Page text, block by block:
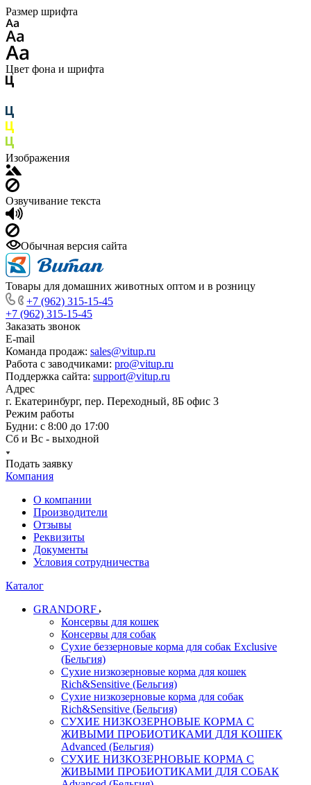
Размер шрифта
Цвет фона и шрифта
Изображения
Озвучивание текста
Обычная версия сайта
Товары для домашних животных оптом и в розницу
+7 (962) 315-15-45
+7 (962) 315-15-45
Заказать звонок
E-mail
Команда продаж: sales@vitup.ru
Работа с заводчиками: pro@vitup.ru
Поддержка сайта: support@vitup.ru
Адрес
г. Екатеринбург, пер. Переходный, 8Б офис 3
Режим работы
Будни: с 8:00 до 17:00
Сб и Вс - выходной
Подать заявку
Компания
О компании
Производители
Отзывы
Реквизиты
Документы
Условия сотрудничества
Каталог
GRANDORF
Консервы для кошек
Консервы для собак
Сухие беззерновые корма для собак Exclusive
(Бельгия)
Сухие низкозерновые корма для кошек
Rich&Sensitive (Бельгия)
Сухие низкозерновые корма для собак
Rich&Sensitive (Бельгия)
СУХИЕ НИЗКОЗЕРНОВЫЕ КОРМА С
ЖИВЫМИ ПРОБИОТИКАМИ ДЛЯ КОШЕК
Advanced (Бельгия)
СУХИЕ НИЗКОЗЕРНОВЫЕ КОРМА С
ЖИВЫМИ ПРОБИОТИКАМИ ДЛЯ СОБАК